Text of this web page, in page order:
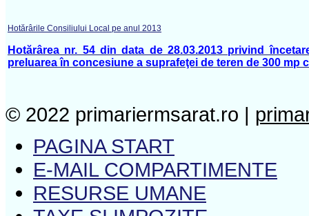
Hotărârile Consiliului Local pe anul 2013
Hotărârea nr. 54 din data de 28.03.2013 privind
preluarea în concesiune a suprafeţei de teren de 300
© 2022 primariermsarat.ro |
PAGINA START
E-MAIL COMPARTIMENTE
RESURSE UMANE